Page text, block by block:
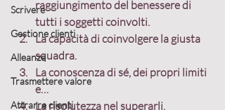
Scrivere
Gestione clienti
Alleanze
Trasmettere valore
Attrarre clienti
raggiungimento del benessere di
tutti i soggetti coinvolti.
La capacità di coinvolgere la giusta
squadra.
La conoscenza di sé, dei propri limiti
e…
La risolutezza nel superarli.